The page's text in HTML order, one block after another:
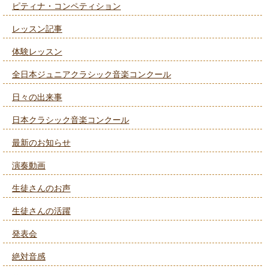
ピティナ・コンペティション
レッスン記事
体験レッスン
全日本ジュニアクラシック音楽コンクール
日々の出来事
日本クラシック音楽コンクール
最新のお知らせ
演奏動画
生徒さんのお声
生徒さんの活躍
発表会
絶対音感